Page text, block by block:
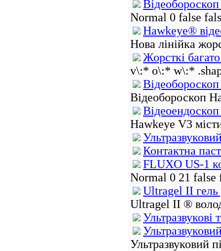
Normal 0 false
Hawkeye®
Нова лінійка
Жорсткі
v\:* o\:* w\:*
Відеобороскоп
Hawkeye V3
Контактна
FLUXO US-1
Normal 0 21
Ultragel II
Ultragel II ®
Ультразвукові
Ультразвуковий